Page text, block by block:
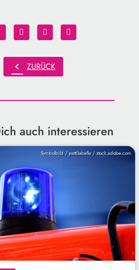
chevron_left ZURÜCK
auch interessieren
Symbolbild / pattilabelle / stock.adobe.com